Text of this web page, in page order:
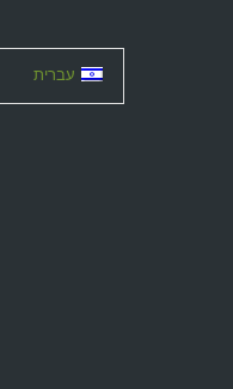
עברית